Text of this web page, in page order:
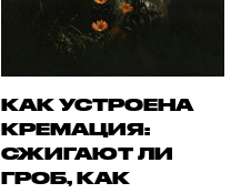
КАК УСТРОЕНА
КРЕМАЦИЯ:
СЖИГАЮТ ЛИ
ГРОБ, КАК